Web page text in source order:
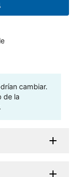
cambiar.
de la